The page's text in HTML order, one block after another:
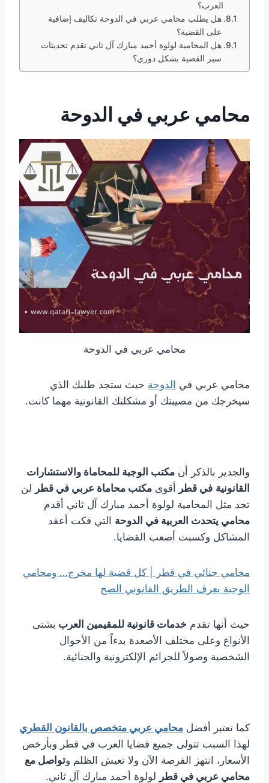
العرب؟
هل يطلب محامي عربي في الدوحة تكاليف إضافية
على القضية؟
هل المحامية لولوة أحمد مبارك آل ثاني تقدم تحديثات
سير القضية بشكل دوري؟
محامي عربي في الدوحة
محامي عربي في الدوحة
محامي عربي في الدوحة حيث ستجد طلبك الذي
سيخرجك من مصيبتك أو مشكلتك القانونية مهما كانت.
والجدير بالذكر أن مكتب الوجبة للمحاماة والاستشارات
القانونية في قطر أقوى مكتب محاماة عربي في قطر لن
تجد مثل المحامية لولوة أحمد مبارك آل ثاني أقدم
محامي يتحدث العربية في الدوحة التي فكت أعقد
المشاكل وكسبت أصعب القضايا.
محامي جنائي في قطر | كل قضية لها مخرج… ومحامي
الوجبة يعرف الطريق القانوني الصح
حيث أنها تقدم خدمات قانونية للمقيمين العرب بشتى
الأنواع وعلى مختلف الأصعدة بدءاً من الأحوال
الشخصية وصولاً للجرائم الإلكترونية والجنائية.
كما تعتبر أفضل محامي عربي متخصص بالقانون القطري
لهذا السبب تتولى جميع قضايا العرب في قطر وبأرخص
الأسعار، انتهز الفرصة الآن ولا تعيش الظلم وتواصل مع
محامي عربي في قطر لولوة أحمد مبارك آل ثاني.